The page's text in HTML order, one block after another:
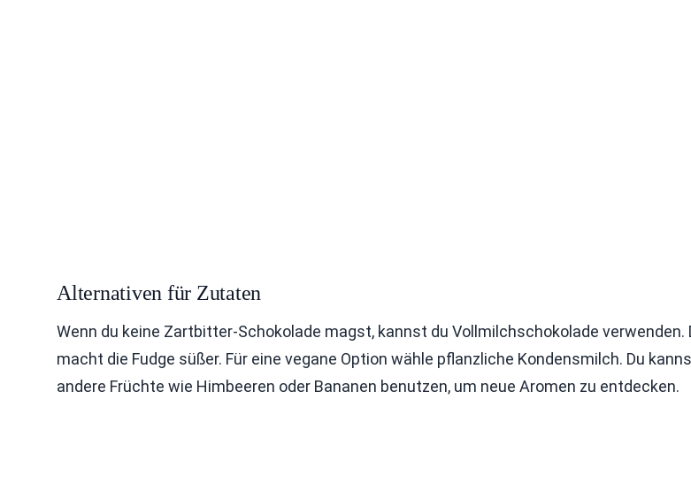
Alternativen für Zutaten
Wenn du keine Zartbitter-Schokolade magst, kannst du Vollmilchschokolade verwenden.
macht die Fudge süßer. Für eine vegane Option wähle pflanzliche Kondensmilch. Du
andere Früchte wie Himbeeren oder Bananen benutzen, um neue Aromen zu entdecken.